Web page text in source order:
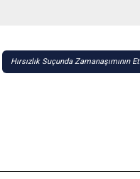
Hırsızlık Suçunda Zamanaşımının